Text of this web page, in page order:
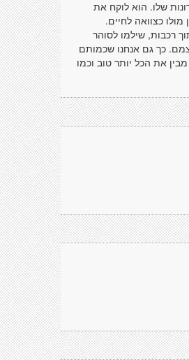
שלו. הוא לוקח את
כצוואה לחיים.
רכבות, שילמו לסוהר
כך גם אנחנו שכמותם
את הכל יותר טוב וכמו